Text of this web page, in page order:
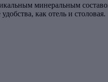
минеральным
как отель и столовая.